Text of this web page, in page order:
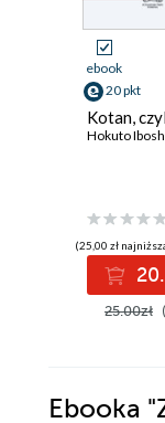
ebook
20 pkt
Kotan,
Hokuto
(25,00 zł
25.00zł
Ebooka